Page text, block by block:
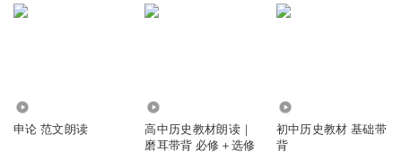
申论 范文朗读
高中历史教材朗读｜
磨耳带背 必修＋选修
初中历史教材 基础带
背